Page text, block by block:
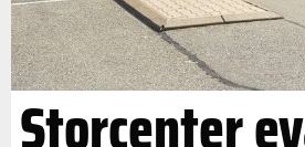
Storcenter